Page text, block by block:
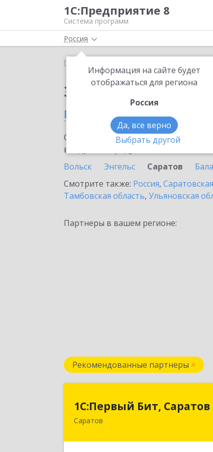
1С:Предприятие 8
Система программ
Россия
Информация на сайте будет
отображаться для региона
Россия
Да, все верно
Выбрать другой
Главная 1C-Store
Заказать 1C-Store
в Саратове
Ознакомьтесь с информационными
внедрение продукта.
Вольск
Энгельс Саратов
Смотрите также: Россия,
Тамбовская область, Ульяновская
Партнеры в вашем регионе:
Рекомендованные партнеры
1С:Первый Бит, Саратов
Саратов
1С:Первый Бит,
410005, Саратовская обл,